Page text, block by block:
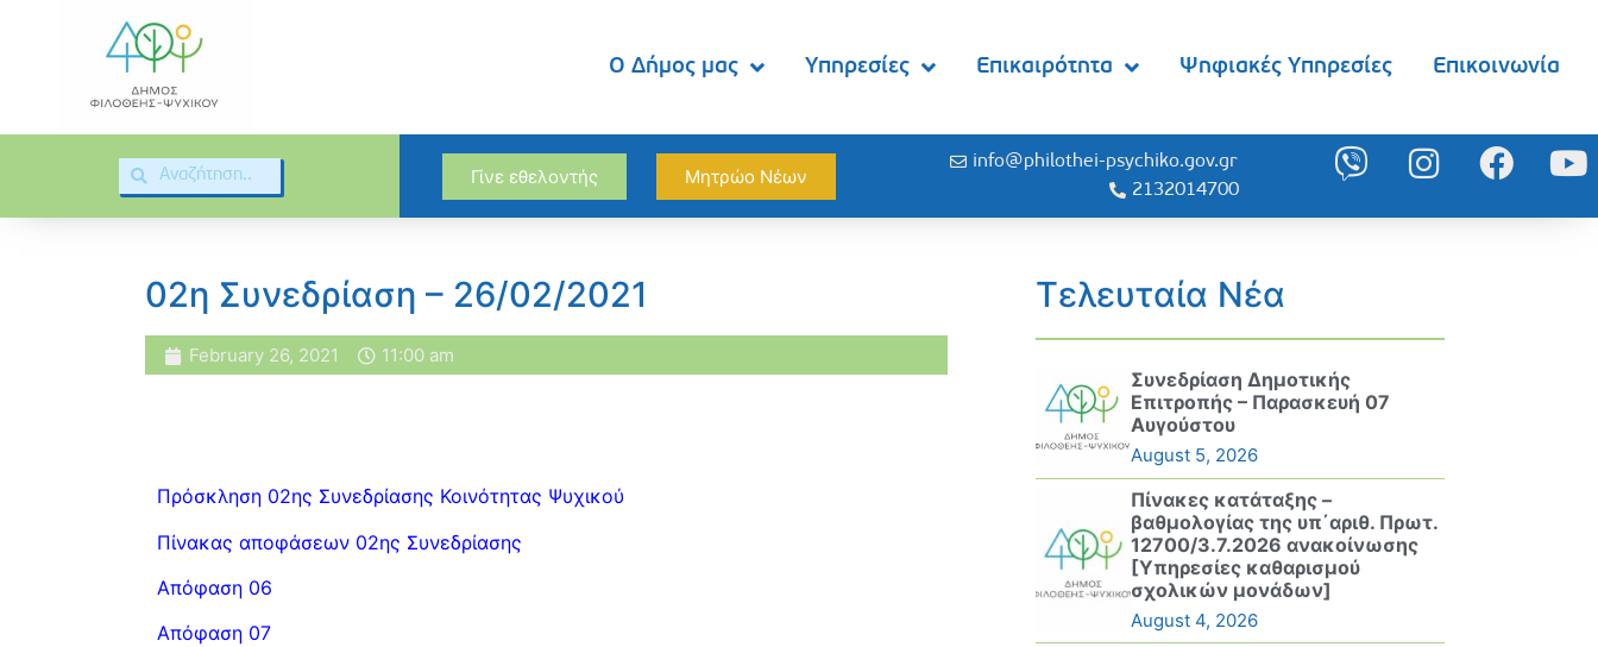
Ο Δήμος μας Υπηρεσίες Επικαιρότητα Ψηφιακές Υπηρεσίες Επικοινωνία
Γίνε εθελοντής Μητρώο Νέων
info@philothei-psychiko.gov.gr
2132014700
02η Συνεδρίαση – 26/02/2021
February 26, 2021 11:00 am
Πρόσκληση 02ης Συνεδρίασης Κοινότητας Ψυχικού
Πίνακας αποφάσεων 02ης Συνεδρίασης
Απόφαση 06
Απόφαση 07
Τελευταία Νέα
Συνεδρίαση Δημοτικής
Επιτροπής – Παρασκευή 07
Αυγούστου
August 5, 2026
Πίνακες κατάταξης –
βαθμολογίας της υπ΄αριθ. Πρωτ.
12700/3.7.2026 ανακοίνωσης
[Υπηρεσίες καθαρισμού
σχολικών μονάδων]
August 4, 2026